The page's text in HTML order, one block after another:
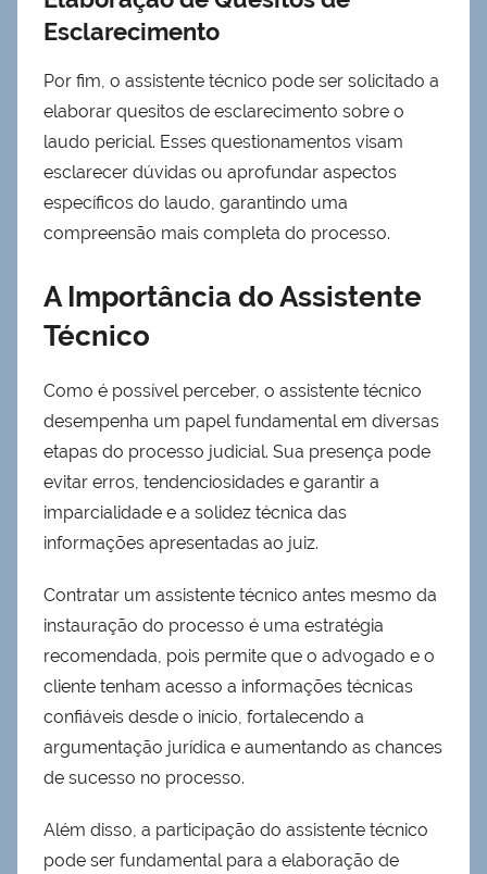
Esclarecimento
Por fim, o assistente técnico pode ser solicitado a
elaborar quesitos de esclarecimento sobre o
laudo pericial. Esses questionamentos visam
esclarecer dúvidas ou aprofundar aspectos
específicos do laudo, garantindo uma
compreensão mais completa do processo.
A Importância do Assistente
Técnico
Como é possível perceber, o assistente técnico
desempenha um papel fundamental em diversas
etapas do processo judicial. Sua presença pode
evitar erros, tendenciosidades e garantir a
imparcialidade e a solidez técnica das
informações apresentadas ao juiz.
Contratar um assistente técnico antes mesmo da
instauração do processo é uma estratégia
recomendada, pois permite que o advogado e o
cliente tenham acesso a informações técnicas
confiáveis desde o início, fortalecendo a
argumentação jurídica e aumentando as chances
de sucesso no processo.
Além disso, a participação do assistente técnico
pode ser fundamental para a elaboração de